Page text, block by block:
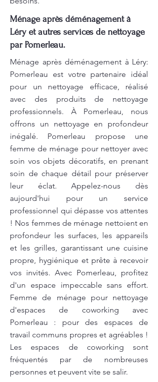
Ménage après déménagement à
Léry et autres services de nettoyage
par Pomerleau.
Ménage après déménagement à Léry:
Pomerleau est votre partenaire idéal
pour un nettoyage efficace, réalisé
avec des produits de nettoyage
professionnels. À Pomerleau, nous
offrons un nettoyage en profondeur
inégalé. Pomerleau propose une
femme de ménage pour nettoyer avec
soin vos objets décoratifs, en prenant
soin de chaque détail pour préserver
leur éclat. Appelez-nous dès
aujourd'hui pour un service
professionnel qui dépasse vos attentes
! Nos femmes de ménage nettoient en
profondeur les surfaces, les appareils
et les grilles, garantissant une cuisine
propre, hygiénique et prête à recevoir
vos invités. Avec Pomerleau, profitez
d'un espace impeccable sans effort.
Femme de ménage pour nettoyage
d'espaces de coworking avec
Pomerleau : pour des espaces de
travail communs propres et agréables !
Les espaces de coworking sont
fréquentés par de nombreuses
personnes et peuvent vite se salir.